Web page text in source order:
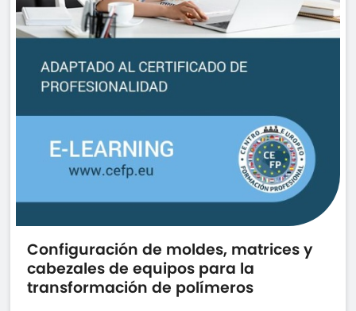
Configuración de moldes, matrices y
cabezales de equipos para la
transformación de polímeros